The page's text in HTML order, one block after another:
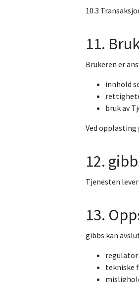
10.3
11.
Brukeren er
innhold
bruk av
Ved
12.
Tjenesten
13.
gibbs kan
tekniske